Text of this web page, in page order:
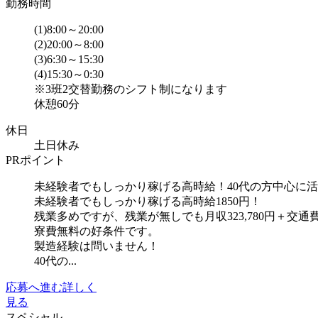
勤務時間
(1)8:00～20:00
(2)20:00～8:00
(3)6:30～15:30
(4)15:30～0:30
※3班2交替勤務のシフト制になります
休憩60分
休日
土日休み
PRポイント
未経験者でもしっかり稼げる高時給！40代の方中心に活
未経験者でもしっかり稼げる高時給1850円！
残業多めですが、残業が無しでも月収323,780円＋交通費
寮費無料の好条件です。
製造経験は問いません！
40代の...
応募へ進む詳しく
見る